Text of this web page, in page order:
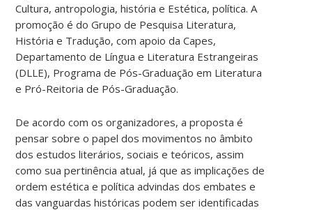
Cultura, antropologia, história e Estética, política. A
promoção é do Grupo de Pesquisa Literatura,
História e Tradução, com apoio da Capes,
Departamento de Língua e Literatura Estrangeiras
(DLLE), Programa de Pós-Graduação em Literatura
e Pró-Reitoria de Pós-Graduação.
De acordo com os organizadores, a proposta é
pensar sobre o papel dos movimentos no âmbito
dos estudos literários, sociais e teóricos, assim
como sua pertinência atual, já que as implicações de
ordem estética e política advindas dos embates e
das vanguardas históricas podem ser identificadas